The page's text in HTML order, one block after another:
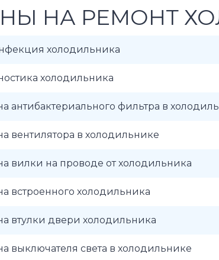
НА РЕМОНТ
холодильника
холодильника
антибактериального фильтра в
вентилятора в холодильнике
вилки на проводе от холодильника
встроенного холодильника
втулки двери холодильника
выключателя света в холодильнике